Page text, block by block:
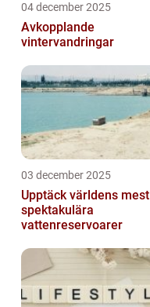
04 december 2025
Avkopplande
vintervandringar
03 december 2025
Upptäck världens mest
spektakulära
vattenreservoarer